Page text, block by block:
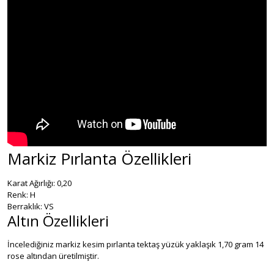
Markiz Pırlanta Özellikleri
Karat Ağırlığı: 0,20
Renk: H
Berraklık: VS
Altın Özellikleri
İncelediğiniz markiz kesim pırlanta tektaş yüzük yaklaşık 1,70 gram 14
rose altından üretilmiştir.